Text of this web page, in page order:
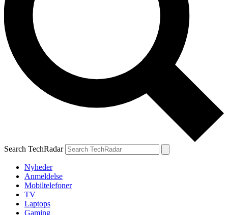
Search TechRadar
Nyheder
Anmeldelse
Mobiltelefoner
TV
Laptops
Gaming